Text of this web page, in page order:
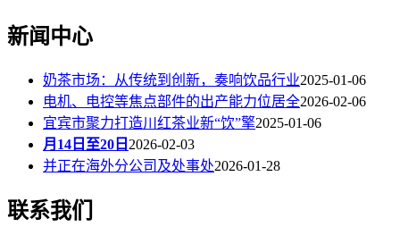
新闻中心
奶茶市场：从传统到创新，奏响饮品行业2025-01-06
电机、电控等焦点部件的出产能力位居全2026-02-06
宜宾市聚力打造川红茶业新“饮”擎2025-01-06
月14日至20日 2026-02-03
并正在海外分公司及处事处2026-01-28
联系我们